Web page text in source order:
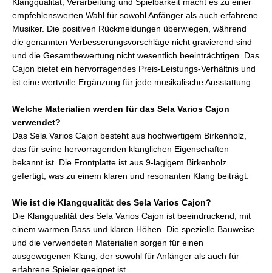
Klangqualität, Verarbeitung und Spielbarkeit macht es zu einer
empfehlenswerten Wahl für sowohl Anfänger als auch erfahrene
Musiker. Die positiven Rückmeldungen überwiegen, während
die genannten Verbesserungsvorschläge nicht gravierend sind
und die Gesamtbewertung nicht wesentlich beeinträchtigen. Das
Cajon bietet ein hervorragendes Preis-Leistungs-Verhältnis und
ist eine wertvolle Ergänzung für jede musikalische Ausstattung.
Welche Materialien werden für das Sela Varios Cajon
verwendet?
Das Sela Varios Cajon besteht aus hochwertigem Birkenholz,
das für seine hervorragenden klanglichen Eigenschaften
bekannt ist. Die Frontplatte ist aus 9-lagigem Birkenholz
gefertigt, was zu einem klaren und resonanten Klang beiträgt.
Wie ist die Klangqualität des Sela Varios Cajon?
Die Klangqualität des Sela Varios Cajon ist beeindruckend, mit
einem warmen Bass und klaren Höhen. Die spezielle Bauweise
und die verwendeten Materialien sorgen für einen
ausgewogenen Klang, der sowohl für Anfänger als auch für
erfahrene Spieler geeignet ist.